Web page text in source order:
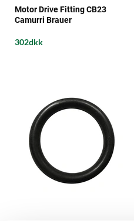
Motor Drive Fitting CB23
Camurri Brauer
302dkk